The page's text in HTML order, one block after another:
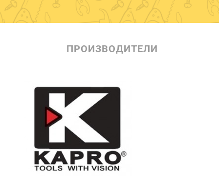
ПРОИЗВОДИТЕЛИ